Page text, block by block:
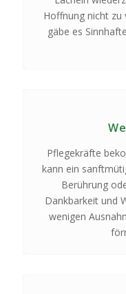
Hoffnung nicht zu
gäbe es
Pflegekräfte
kann ein
Berührung
Dankbarkeit und
wenigen